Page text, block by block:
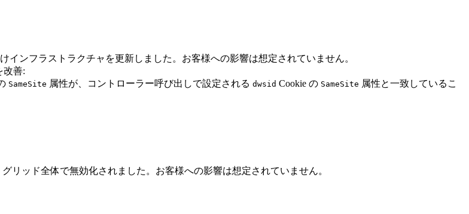
インフラストラクチャを更新しました。お客様への影響は想定されていません。
改善:
SameSite 属性が、コントローラー呼び出しで設定される dwsid Cookie の SameSite 属性と一致しているこ
グリッド全体で無効化されました。お客様への影響は想定されていません。